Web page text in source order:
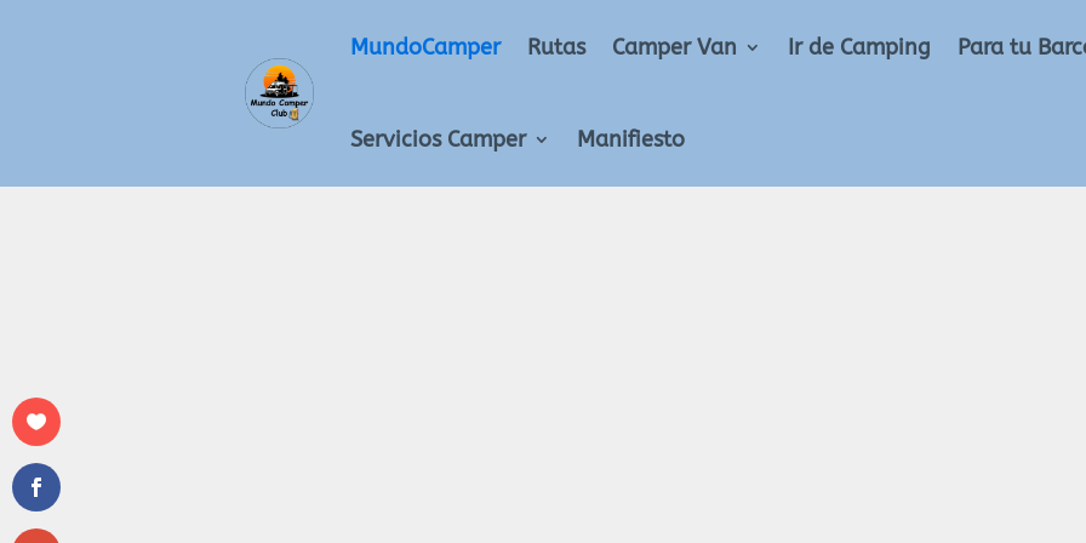
MundoCamper Rutas Camper Van Ir de Camping Para tu
Servicios Camper Manifiesto